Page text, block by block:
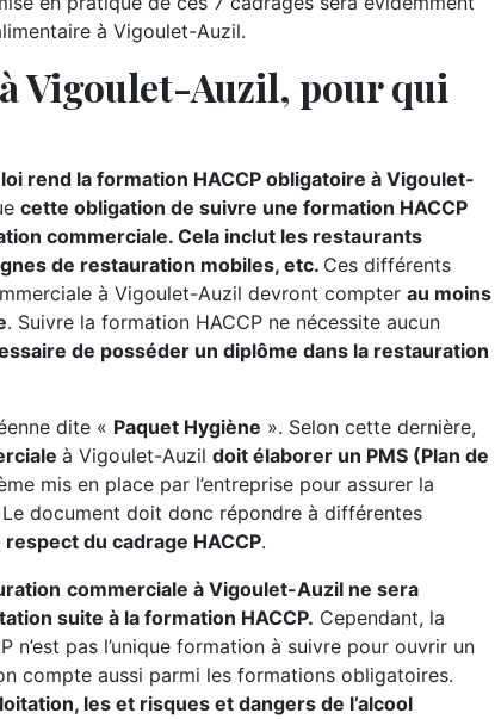
à Vigoulet-Auzil.
Vigoulet-Auzil, pour qui
rend la formation HACCP obligatoire à Vigoulet-
cette obligation de suivre une formation HACCP
commerciale. Cela inclut les restaurants
de restauration mobiles, etc. Ces différents
à Vigoulet-Auzil devront compter au moins
. Suivre la formation HACCP ne nécessite aucun
de posséder un diplôme dans la restauration
dite « Paquet Hygiène ». Selon cette dernière,
à Vigoulet-Auzil doit élaborer un PMS (Plan de
mis en place par l’entreprise pour assurer la
document doit donc répondre à différentes
respect du cadrage HACCP.
commerciale à Vigoulet-Auzil ne sera
suite à la formation HACCP. Cependant, la
n’est pas l’unique formation à suivre pour ouvrir un
compte aussi parmi les formations obligatoires.
les et risques et dangers de l’alcool